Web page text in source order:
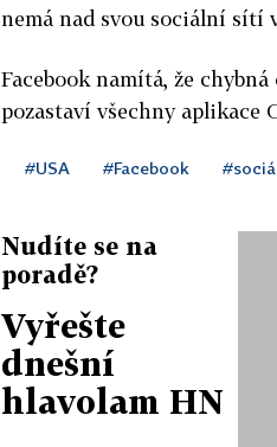
nemá nad svou sociální sítí
Facebook namítá, že
pozastaví všechny aplikace
#USA #Facebook
Nudíte se na
poradě?
Vyřešte
dnešní
hlavolam HN